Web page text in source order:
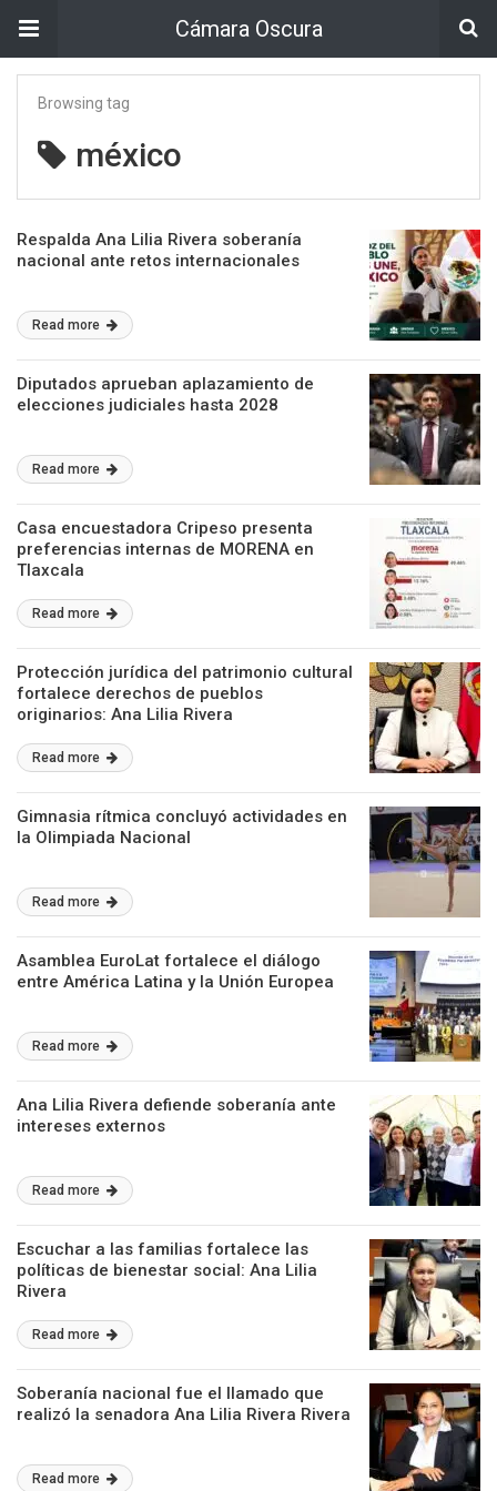
Cámara Oscura
Browsing tag
méxico
Respalda Ana Lilia Rivera soberanía
nacional ante retos internacionales
Read more
Diputados aprueban aplazamiento de
elecciones judiciales hasta 2028
Read more
Casa encuestadora Cripeso presenta
preferencias internas de MORENA en
Tlaxcala
Read more
Protección jurídica del patrimonio cultural
fortalece derechos de pueblos
originarios: Ana Lilia Rivera
Read more
Gimnasia rítmica concluyó actividades en
la Olimpiada Nacional
Read more
Asamblea EuroLat fortalece el diálogo
entre América Latina y la Unión Europea
Read more
Ana Lilia Rivera defiende soberanía ante
intereses externos
Read more
Escuchar a las familias fortalece las
políticas de bienestar social: Ana Lilia
Rivera
Read more
Soberanía nacional fue el llamado que
realizó la senadora Ana Lilia Rivera Rivera
Read more